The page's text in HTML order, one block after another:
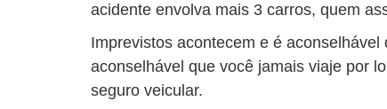
acidente envolva mais 3 carros, quem
Imprevistos acontecem e é
aconselhável que você jamais viaje por
seguro veicular.